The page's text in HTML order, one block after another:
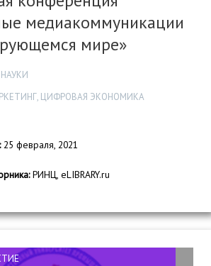
медиакоммуникации
мире»
ЦИФРОВАЯ ЭКОНОМИКА
25 февраля, 2021
РИНЦ, eLIBRARY.ru